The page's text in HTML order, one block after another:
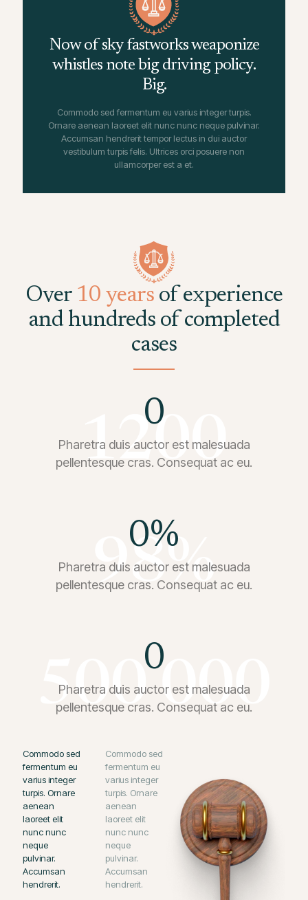
Now of sky fastworks weaponize
whistles note big driving policy.
Big.
Commodo sed fermentum eu varius integer turpis.
Ornare aenean laoreet elit nunc nunc neque pulvinar.
Accumsan hendrerit tempor lectus in dui auctor
vestibulum turpis felis. Ultrices orci posuere non
ullamcorper est a et.
Over 10 years of experience
and hundreds of completed
cases
0
Pharetra duis auctor est malesuada
pellentesque cras. Consequat ac eu.
0%
Pharetra duis auctor est malesuada
pellentesque cras. Consequat ac eu.
0
Pharetra duis auctor est malesuada
pellentesque cras. Consequat ac eu.
Commodo sed
fermentum eu
varius integer
turpis. Ornare
aenean
laoreet elit
nunc nunc
neque
pulvinar.
Accumsan
hendrerit.
Commodo sed
fermentum eu
varius integer
turpis. Ornare
aenean
laoreet elit
nunc nunc
neque
pulvinar.
Accumsan
hendrerit.